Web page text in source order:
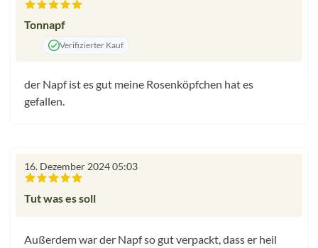
Tonnapf
Verifizierter Kauf
der Napf ist es gut meine Rosenköpfchen hat es
gefallen.
16. Dezember 2024 05:03
Tut was es soll
Außerdem war der Napf so gut verpackt, dass er heil